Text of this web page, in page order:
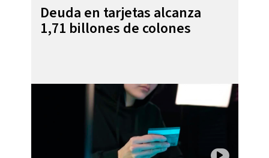
Deuda en tarjetas alcanza
1,71 billones de colones